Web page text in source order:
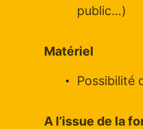
public…)
Matériel
Possibilité
A l’issue de la